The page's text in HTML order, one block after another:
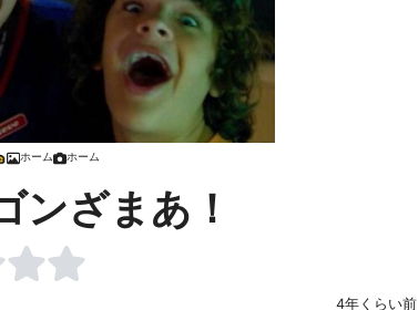
ホーム ホーム
ンざまあ！
4年くらい前